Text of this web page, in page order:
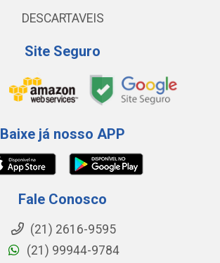
DESCARTAVEIS
Site Seguro
Baixe já nosso APP
Fale Conosco
(21) 2616-9595
(21) 99944-9784